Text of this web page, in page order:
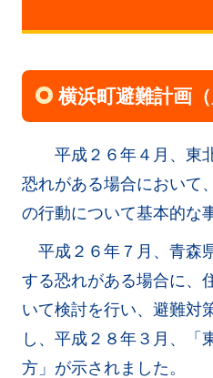
横浜町避難計画
平成２６年４月、東北
恐れがある場合において
の行動について基本的な
平成２６年７月、青森
する恐れがある場合に、
いて検討を行い、避難対
し、平成２８年３月、「
方」が示されました。